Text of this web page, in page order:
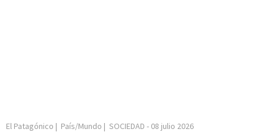
El Patagónico | País/Mundo | SOCIEDAD - 08 julio 2026